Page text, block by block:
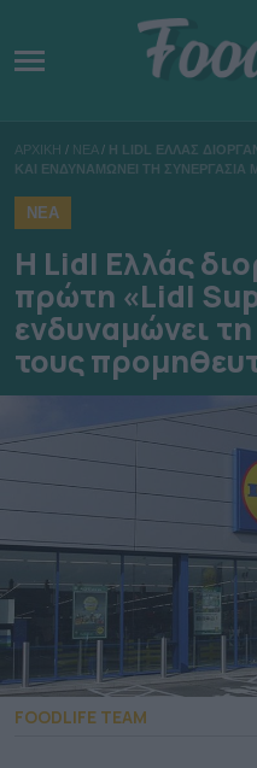
ΑΡΧΙΚΗ / ΝΕΑ / Η LIDL ΕΛΛΑΣ
ΚΑΙ ΕΝΔΥΝΑΜΩΝΕΙ ΤΗ
ΝΕΑ
Η Lidl Ελλάς
πρώτη «Lidl
ενδυναμώνει
τους
FOODLIFE TEAM